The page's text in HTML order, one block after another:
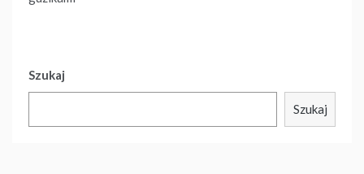
Szukaj
Szukaj